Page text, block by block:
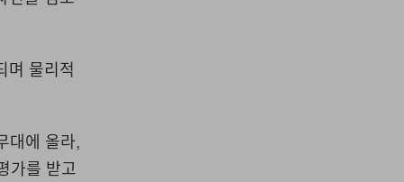
며 물리적
대에 올라,
가를 받고